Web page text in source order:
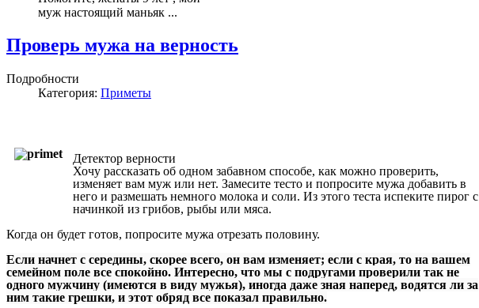
муж настоящий маньяк ...
Проверь мужа на верность
Подробности
Категория: Приметы
Детектор верности
Хочу рассказать об одном забавном способе, как можно проверить,
изменяет вам муж или нет. Замесите тесто и попросите мужа добавить в
него и размешать немного молока и соли. Из этого теста испеките пирог с
начинкой из грибов, рыбы или мяса.
Когда он будет готов, попросите мужа отрезать половину.
Если начнет с середины, скорее всего, он вам изменяет; если с края, то на вашем
семейном поле все спокойно. Интересно, что мы с подругами проверили так не
одного мужчину (имеются в виду мужья), иногда даже зная наперед, водятся ли за
ним такие грешки, и этот обряд все показал правильно.